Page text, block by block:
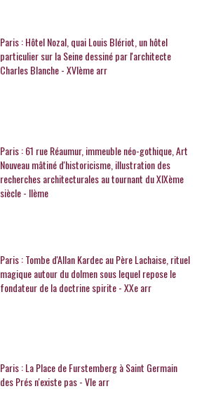
Paris : Hôtel Nozal, quai Louis Blériot, un hôtel
particulier sur la Seine dessiné par l'architecte
Charles Blanche - XVIème arr
Paris : 61 rue Réaumur, immeuble néo-gothique, Art
Nouveau mâtiné d'historicisme, illustration des
recherches architecturales au tournant du XIXème
siècle - IIème
Paris : Tombe d'Allan Kardec au Père Lachaise, rituel
magique autour du dolmen sous lequel repose le
fondateur de la doctrine spirite - XXe arr
Paris : La Place de Furstemberg à Saint Germain
des Prés n'existe pas - VIe arr